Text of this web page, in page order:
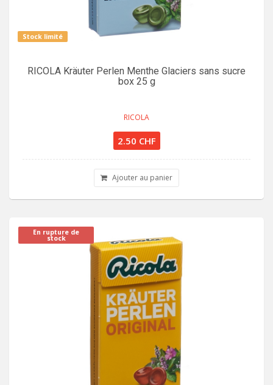
Stock limité
RICOLA Kräuter Perlen Menthe Glaciers sans sucre
box 25 g
RICOLA
2.50 CHF
Ajouter au panier
En rupture de
stock